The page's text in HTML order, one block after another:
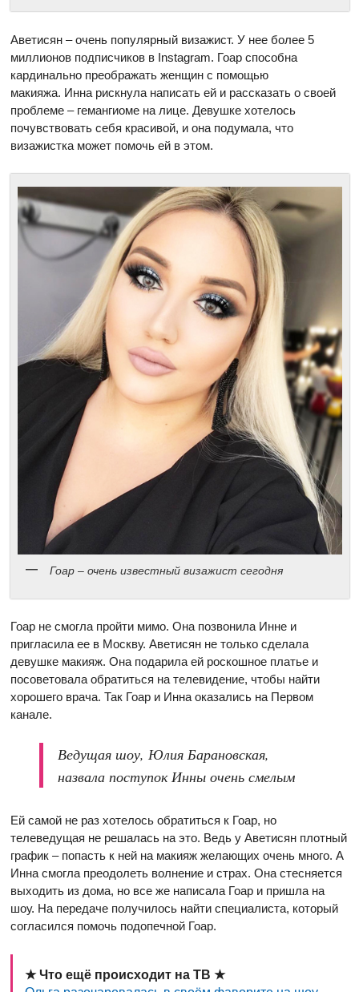
Аветисян – очень популярный визажист. У нее более 5
миллионов подписчиков в Instagram. Гоар способна
кардинально преображать женщин с помощью
макияжа. Инна рискнула написать ей и рассказать о своей
проблеме – гемангиоме на лице. Девушке хотелось
почувствовать себя красивой, и она подумала, что
визажистка может помочь ей в этом.
Гоар – очень известный визажист сегодня
Гоар не смогла пройти мимо. Она позвонила Инне и
пригласила ее в Москву. Аветисян не только сделала
девушке макияж. Она подарила ей роскошное платье и
посоветовала обратиться на телевидение, чтобы найти
хорошего врача. Так Гоар и Инна оказались на Первом
канале.
Ведущая шоу, Юлия Барановская,
назвала поступок Инны очень смелым
Ей самой не раз хотелось обратиться к Гоар, но
телеведущая не решалась на это. Ведь у Аветисян плотный
график – попасть к ней на макияж желающих очень много. А
Инна смогла преодолеть волнение и страх. Она стесняется
выходить из дома, но все же написала Гоар и пришла на
шоу. На передаче получилось найти специалиста, который
согласился помочь подопечной Гоар.
★ Что ещё происходит на ТВ ★